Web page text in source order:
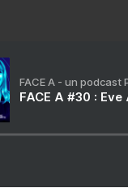
FACE A - un podcast
FACE A #30 :